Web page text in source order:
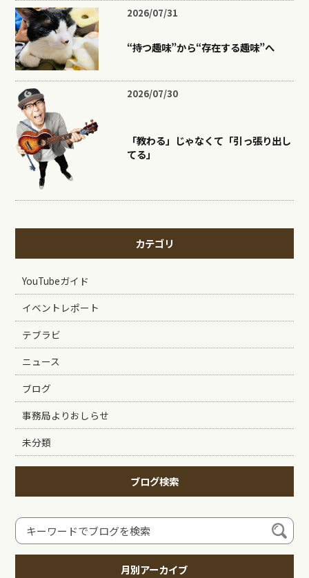
2026/07/31
“持つ趣味”から“存在する趣味”へ
2026/07/30
「教わる」じゃなくて「引っ張り出し
てる」
カテゴリ
YouTubeガイド
イベントレポート
テブラビ
ニュース
ブログ
事務局よりおしらせ
未分類
ブログ検索
月別アーカイブ